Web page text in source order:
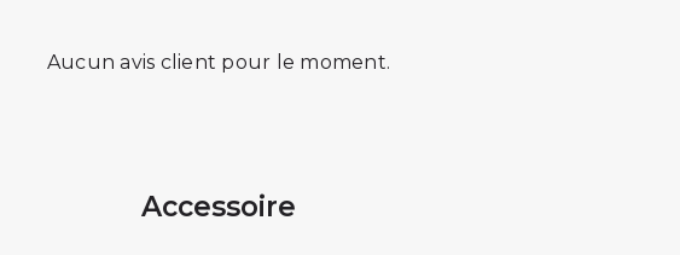
Aucun avis client pour le moment.
Accessoire